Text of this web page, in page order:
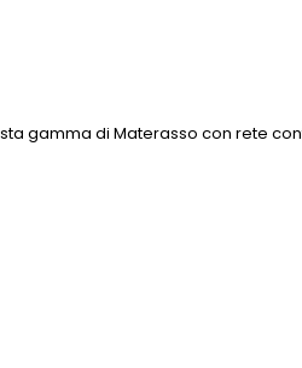
gamma di Materasso con rete